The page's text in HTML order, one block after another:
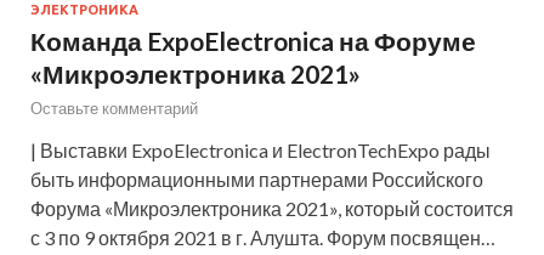
ЭЛЕКТРОНИКА
Команда ExpoElectronica на Форуме
«Микроэлектроника 2021»
Оставьте комментарий
| Выставки ExpoElectronica и ElectronTechExpo рады
быть информационными партнерами Российского
Форума «Микроэлектроника 2021», который состоится
с 3 по 9 октября 2021 в г. Алушта. Форум посвящен…